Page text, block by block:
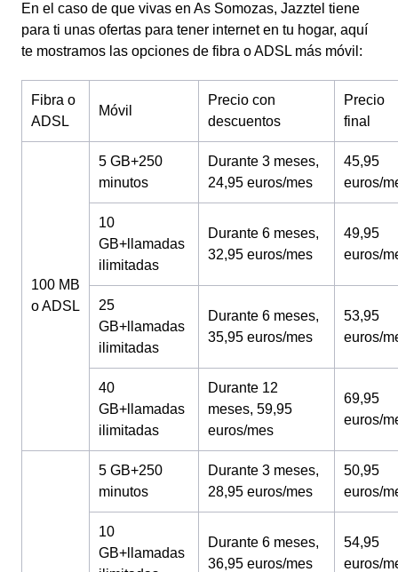
En el caso de que vivas en As Somozas, Jazztel tiene
para ti unas ofertas para tener internet en tu hogar, aquí
te mostramos las opciones de fibra o ADSL más móvil:
Fibra o
ADSL
Móvil
Precio con
descuentos
Precio
final
100 MB
o ADSL
5 GB+250
minutos
Durante 3 meses,
24,95 euros/mes
45,95
euros/
10
GB+llamadas
ilimitadas
Durante 6 meses,
32,95 euros/mes
49,95
euros/
25
GB+llamadas
ilimitadas
Durante 6 meses,
35,95 euros/mes
53,95
euros/
40
GB+llamadas
ilimitadas
Durante 12
meses, 59,95
euros/mes
69,95
euros/
5 GB+250
minutos
Durante 3 meses,
28,95 euros/mes
50,95
euros/
10
GB+llamadas
Durante 6 meses,
36,95 euros/mes
54,95
euros/